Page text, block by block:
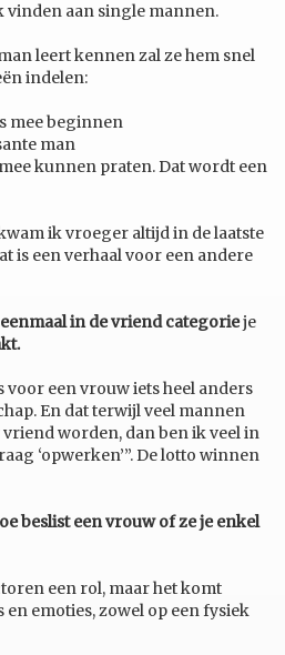
vinden aan single mannen.
leert kennen zal ze hem snel
indelen:
mee beginnen
man
kunnen praten. Dat wordt een
ik vroeger altijd in de laatste
is een verhaal voor een andere
eenmaal in de vriend categorieje
voor een vrouw iets heel anders
En dat terwijl veel mannen
worden, dan ben ik veel in
‘opwerken’”. De lotto winnen
beslist een vrouw of ze je enkel
een rol, maar het komt
emoties, zowel op een fysiek